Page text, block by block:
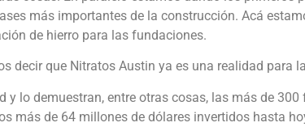
más importantes de la construcción. Acá
de hierro para las fundaciones.
decir que Nitratos Austin ya es una realidad para
y lo demuestran, entre otras cosas, las más de
más de 64 millones de dólares invertidos hasta